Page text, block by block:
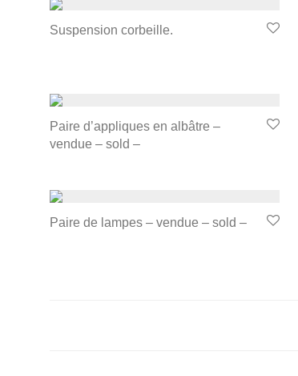
Suspension corbeille.
Paire d’appliques en albâtre –
vendue – sold –
Paire de lampes – vendue – sold –